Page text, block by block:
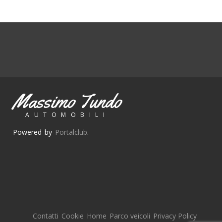
Massimo Tundo
AUTOMOBILI
Powered by Portalclub.
Contatti Cookie Home Parco veicoli Privacy Policy